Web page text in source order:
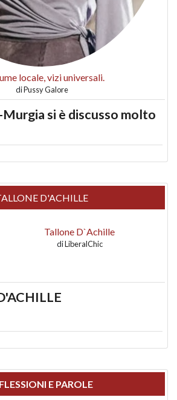
locale, vizi universali.
diPussy Galore
si è discusso molto
D'ACHILLE
Tallone D`Achille
diLiberalChic
E PAROLE